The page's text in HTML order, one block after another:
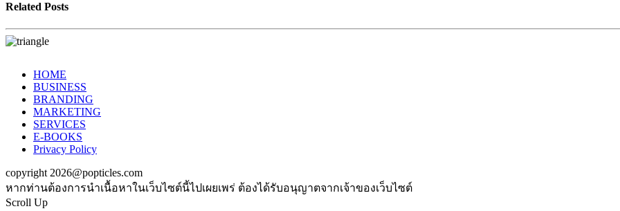
Related Posts
HOME
BUSINESS
BRANDING
MARKETING
SERVICES
E-BOOKS
Privacy Policy
copyright 2026@popticles.com
หากท่านต้องการนำเนื้อหาในเว็บไซต์นี้ไปเผยเพร่ ต้องได้รับอนุญาตจากเจ้าของเว็บไซต์
Scroll Up